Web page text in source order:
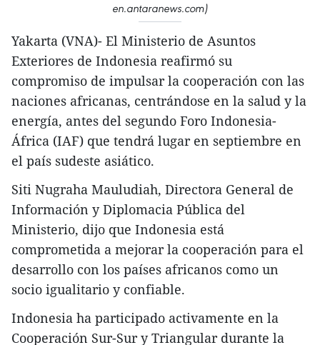
en.antaranews.com)
Yakarta (VNA)- El Ministerio de Asuntos
Exteriores de Indonesia reafirmó su
compromiso de impulsar la cooperación con las
naciones africanas, centrándose en la salud y la
energía, antes del segundo Foro Indonesia-
África (IAF) que tendrá lugar en septiembre en
el país sudeste asiático.
Siti Nugraha Mauludiah, Directora General de
Información y Diplomacia Pública del
Ministerio, dijo que Indonesia está
comprometida a mejorar la cooperación para el
desarrollo con los países africanos como un
socio igualitario y confiable.
Indonesia ha participado activamente en la
Cooperación Sur-Sur y Triangular durante la